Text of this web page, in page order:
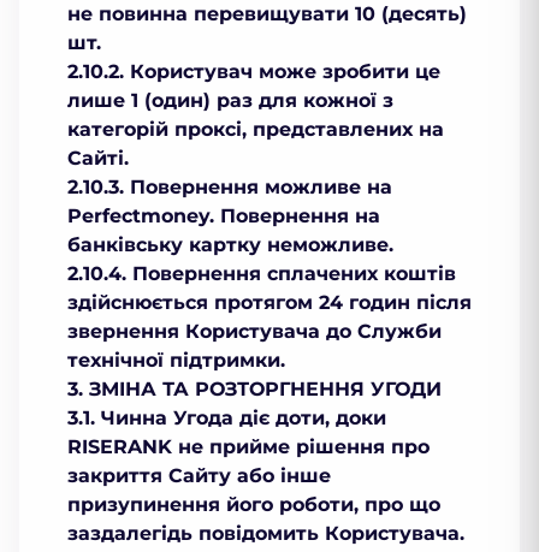
не повинна перевищувати 10 (десять)
шт.
2.10.2. Користувач може зробити це
лише 1 (один) раз для кожної з
категорій проксі, представлених на
Сайті.
2.10.3. Повернення можливе на
Perfectmoney. Повернення на
банківську картку неможливе.
2.10.4. Повернення сплачених коштів
здійснюється протягом 24 годин після
звернення Користувача до Служби
технічної підтримки.
3. ЗМІНА ТА РОЗТОРГНЕННЯ УГОДИ
3.1. Чинна Угода діє доти, доки
RISERANK не прийме рішення про
закриття Сайту або інше
призупинення його роботи, про що
заздалегідь повідомить Користувача.